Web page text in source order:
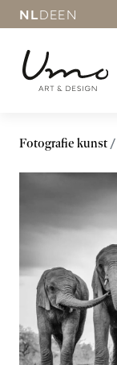
NLDEEN
Fotografie kunst